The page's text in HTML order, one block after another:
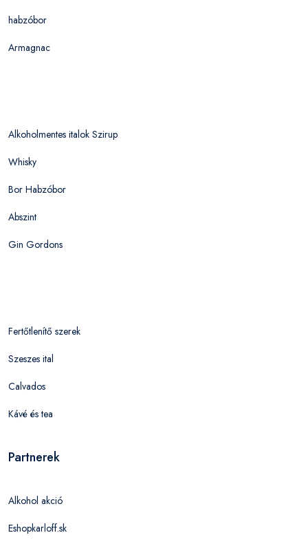
habzóbor
Armagnac
Alkoholmentes italok Szirup
Whisky
Bor Habzóbor
Abszint
Gin Gordons
Fertőtlenítő szerek
Szeszes ital
Calvados
Kávé és tea
Partnerek
Alkohol akció
Eshopkarloff.sk